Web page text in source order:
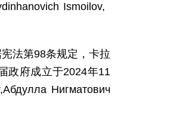
Ismoilov,
法第98条规定，卡拉
政府成立于2024年11
Нигматович